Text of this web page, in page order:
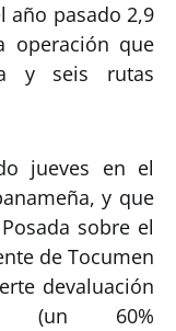
año pasado 2,9
operación que
y seis rutas
jueves en el
y que
sobre el
de Tocumen
devaluación
(un 60%